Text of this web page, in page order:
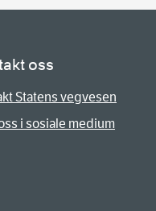
oss
Statens vegvesen
i sosiale medium